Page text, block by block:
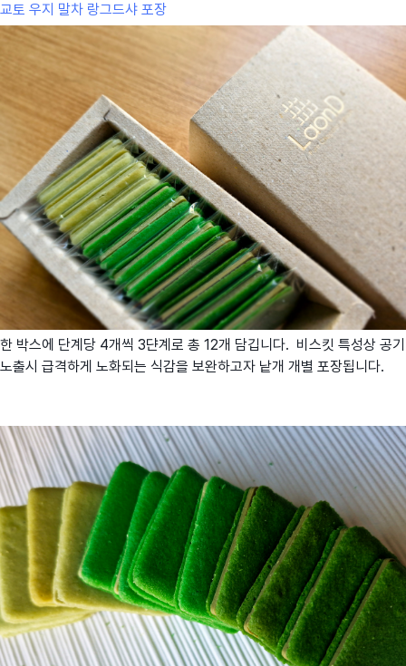
교토 우지 말차 랑그드샤 포장
한 박스에 단계당 4개씩 3댠계로 총 12개 담깁니다. 비스킷 특성상 공기
노출시 급격하게 노화되는 식감을 보완하고자 낱개 개별 포장됩니다.